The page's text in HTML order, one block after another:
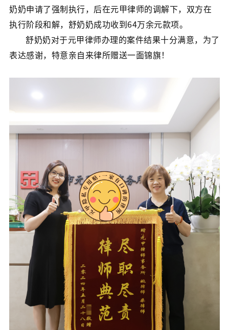
奶奶申请了强制执行，后在元甲律师的调解下，双方在
执行阶段和解，舒奶奶成功收到64万余元款项。
舒奶奶对于元甲律师办理的案件结果十分满意，为了
表达感谢，特意亲自来律所赠送一面锦旗！